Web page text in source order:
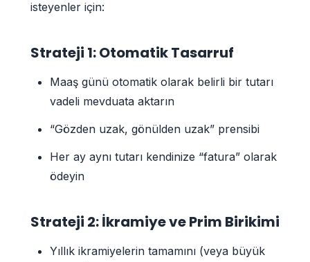
isteyenler için:
Strateji 1: Otomatik Tasarruf
Maaş günü otomatik olarak belirli bir tutarı
vadeli mevduata aktarın
“Gözden uzak, gönülden uzak” prensibi
Her ay aynı tutarı kendinize “fatura” olarak
ödeyin
Strateji 2: İkramiye ve Prim Birikimi
Yıllık ikramiyelerin tamamını (veya büyük